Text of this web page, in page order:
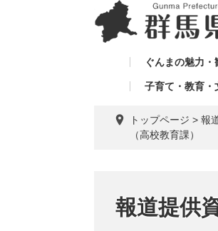
ぐんまの魅力
子育て・教育・
トップページ > 報
（高校教育課）
報道提供